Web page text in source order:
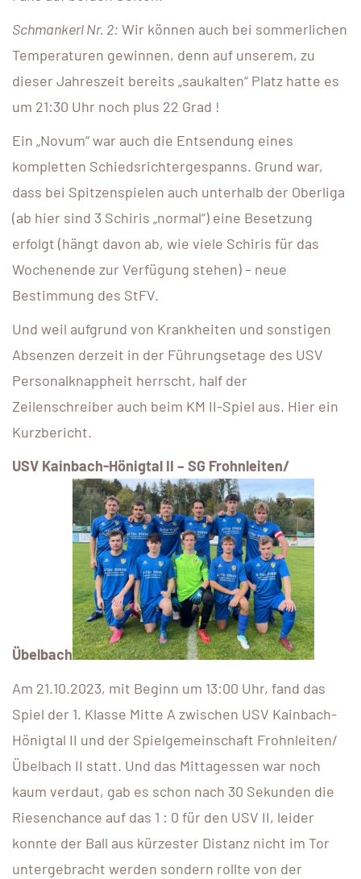
Schmankerl Nr. 2: Wir können auch bei sommerlichen
Temperaturen gewinnen, denn auf unserem, zu
dieser Jahreszeit bereits „saukalten“ Platz hatte es
um 21:30 Uhr noch plus 22 Grad !
Ein „Novum“ war auch die Entsendung eines
kompletten Schiedsrichtergespanns. Grund war,
dass bei Spitzenspielen auch unterhalb der Oberliga
(ab hier sind 3 Schiris „normal“) eine Besetzung
erfolgt (hängt davon ab, wie viele Schiris für das
Wochenende zur Verfügung stehen) – neue
Bestimmung des StFV.
Und weil aufgrund von Krankheiten und sonstigen
Absenzen derzeit in der Führungsetage des USV
Personalknappheit herrscht, half der
Zeilenschreiber auch beim KM II-Spiel aus. Hier ein
Kurzbericht.
USV Kainbach-Hönigtal II – SG Frohnleiten/
Übelbach
Am 21.10.2023, mit Beginn um 13:00 Uhr, fand das
Spiel der 1. Klasse Mitte A zwischen USV Kainbach-
Hönigtal II und der Spielgemeinschaft Frohnleiten/
Übelbach II statt. Und das Mittagessen war noch
kaum verdaut, gab es schon nach 30 Sekunden die
Riesenchance auf das 1 : 0 für den USV II, leider
konnte der Ball aus kürzester Distanz nicht im Tor
untergebracht werden sondern rollte von der